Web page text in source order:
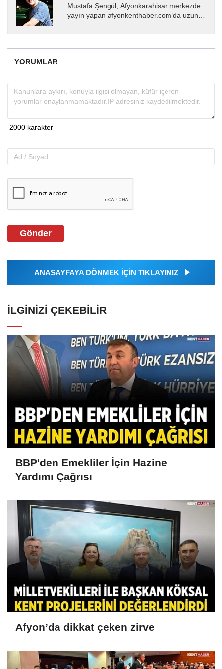
Mustafa Şengül, Afyonkarahisar merkezde
yayın yapan afyonkenthaber.com’da uzun
almakta, haber akışı...
YORUMLAR
Gönder
ANASAYFAYA DÖNMEK İÇİN TIKLAYINIZ
İLGINIZI ÇEKEBILIR
BBP'den Emekliler İçin Hazine
Yardımı Çağrısı
Afyon’da dikkat çeken zirve